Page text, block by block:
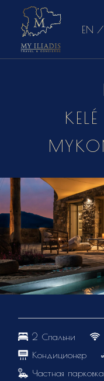
EN /
2 Спальни
Кондиционер
Частная парковка